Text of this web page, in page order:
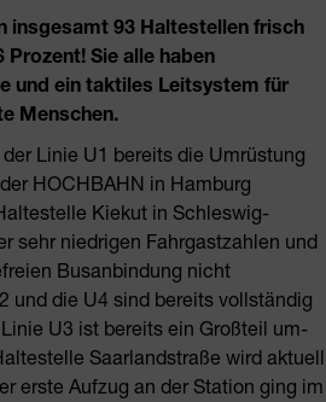
insgesamt 93 Haltestellen frisch
Sie alle haben
und ein taktiles Leitsystem für
Menschen.
Linie U1 bereits die Umrüstung
HOCHBAHN in Hamburg
Kiekut in Schleswig-
sehr niedrigen Fahrgastzahlen und
Busanbindung nicht
und die U4 sind bereits vollständig
U3 ist bereits ein Großteil um-
Saarlandstraße wird aktuell
erste Aufzug an der Station ging im